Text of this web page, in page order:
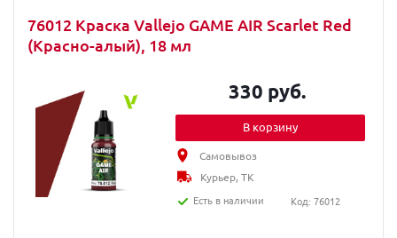
76012 Краска Vallejo GAME AIR Scarlet Red
(Красно-алый), 18 мл
330 руб.
В корзину
Самовывоз
Курьер, ТК
Есть в наличии
Код: 76012